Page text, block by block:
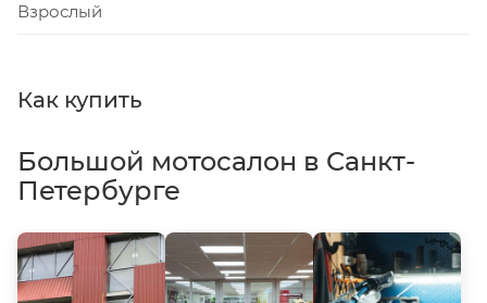
Взрослый
Как купить
Большой мотосалон в Санкт-
Петербурге